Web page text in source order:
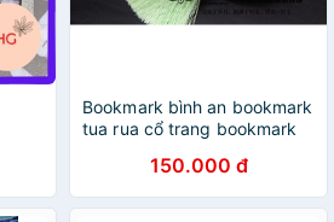
Bookmark bình an bookmark
tua rua cổ trang bookmark
150.000 đ